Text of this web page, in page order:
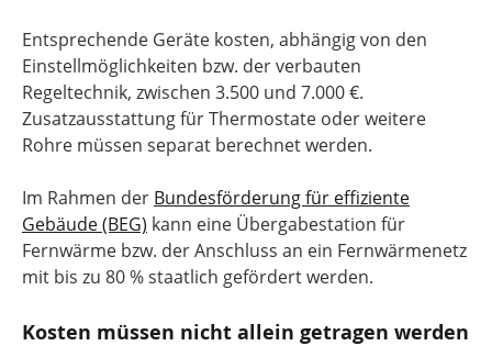
Entsprechende Geräte kosten, abhängig von den
Einstellmöglichkeiten bzw. der verbauten
Regeltechnik, zwischen 3.500 und 7.000 €.
Zusatzausstattung für Thermostate oder weitere
Rohre müssen separat berechnet werden.
Im Rahmen der Bundesförderung für effiziente
Gebäude (BEG) kann eine Übergabestation für
Fernwärme bzw. der Anschluss an ein Fernwärmenetz
mit bis zu 80 % staatlich gefördert werden.
Kosten müssen nicht allein getragen werden